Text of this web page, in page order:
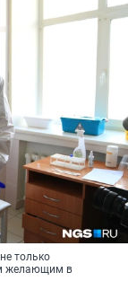
только
желающим в